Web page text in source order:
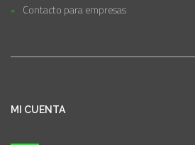
Contacto para empresas
MI CUENTA